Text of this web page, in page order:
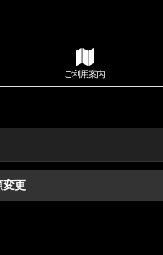
ご利用案内
変更